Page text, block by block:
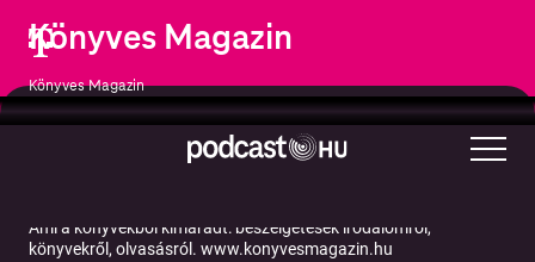
Könyves Magazin
Könyves Magazin
Ami a könyvekből kimaradt: beszélgetések irodalomról,
könyvekről, olvasásról. www.konyvesmagazin.hu